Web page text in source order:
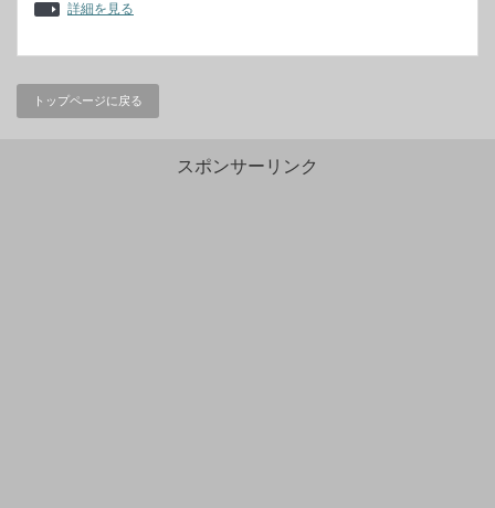
詳細を見る
トップページに戻る
スポンサーリンク